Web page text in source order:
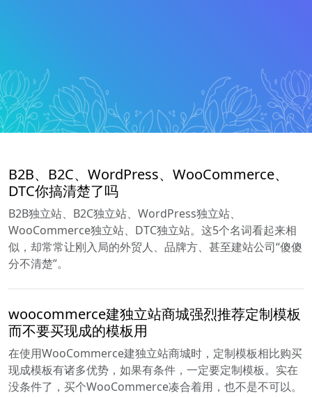
B2B、B2C、WordPress、WooCommerce、
DTC你搞清楚了吗
B2B独立站、B2C独立站、WordPress独立站、
WooCommerce独立站、DTC独立站。这5个名词看起来相
似，却常常让刚入局的外贸人、品牌方、甚至建站公司“傻傻
分不清楚”。
woocommerce建独立站商城强烈推荐定制模板
而不要买现成的模板用
在使用WooCommerce建独立站商城时，定制模板相比购买
现成模板有诸多优势，如果有条件，一定要定制模板。实在
没条件了，买个WooCommerce凑合着用，也不是不可以。